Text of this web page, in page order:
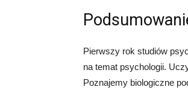
Pierwszy rok studiów
na temat psychologii.
Poznajemy biologiczne